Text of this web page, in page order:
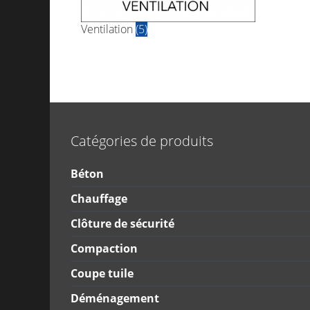
Ventilation (5)
Catégories de produits
Béton
Chauffage
Clôture de sécurité
Compaction
Coupe tuile
Déménagement